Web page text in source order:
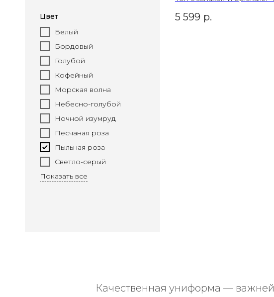
Цвет
Белый
Бордовый
Голубой
Кофейный
Морская волна
Небесно-голубой
Ночной изумруд
Песчаная роза
Пыльная роза
Светло-серый
Показать все
5 599 р.
Качественная униформа —